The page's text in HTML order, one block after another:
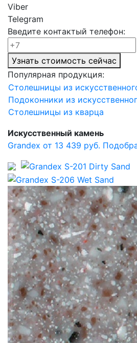
Viber
Telegram
Введите контактый телефон:
Узнать стоимость сейчас
Популярная продукция:
Столешницы из
Подоконники из
Столешницы из кварца
Искусственный камень
Grandex от 13 439 руб.